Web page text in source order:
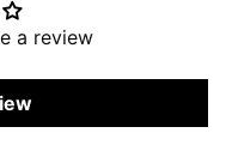
a review